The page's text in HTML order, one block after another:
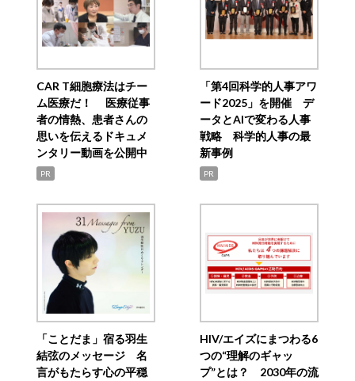
CAR T細胞療法はチー
ム医療だ！ 医療従事
者の情熱、患者さんの
思いを伝えるドキュメ
ンタリー動画を公開中
PR
「第4回科学的人事アワ
ード2025」を開催 デ
ータとAIで変わる人事
戦略 科学的人事の最
新事例
PR
「ことだま」宿る羽生
結弦のメッセージ 名
言がもたらす心の平穏
HIV/エイズにまつわる6
つの“理解のギャッ
プ”とは？ 2030年の流